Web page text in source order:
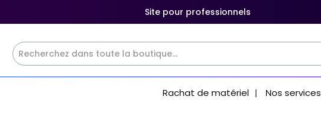
Site pour professionnels
Rachat de matériel Nos services